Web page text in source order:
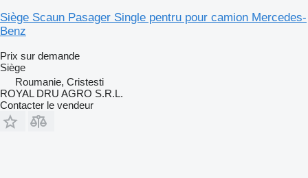
Siège Scaun Pasager Single pentru pour camion Mercedes-
Benz
Prix sur demande
Siège
Roumanie, Cristesti
ROYAL DRU AGRO S.R.L.
Contacter le vendeur